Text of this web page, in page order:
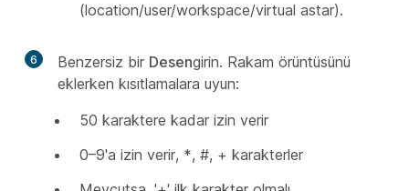
(location/user/workspace/virtual astar).
6 Benzersiz bir Desengirin. Rakam örüntüsünü
eklerken kısıtlamalara uyun:
50 karaktere kadar izin verir
0–9'a izin verir, *, #, + karakterler